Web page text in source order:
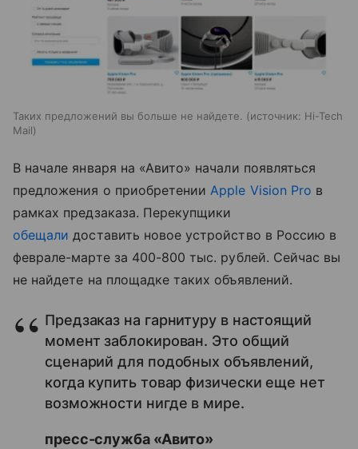
Таких предложений вы больше не найдете. источник: Hi-Tech
Mail
В начале января на «Авито» начали появляться
предложения о приобретенииApple Vision Pro в
рамках предзаказа. Перекупщики
обещали доставить новое устройство в Россию в
феврале-марте за 400-800 тыс. рублей. Сейчас вы
не найдете на площадке таких объявлений.
Предзаказ на гарнитуру в настоящий
момент заблокирован. Это общий
сценарий для подобных объявлений,
когда купить товар физически еще нет
возможности нигде в мире.
пресс-служба «Авито»